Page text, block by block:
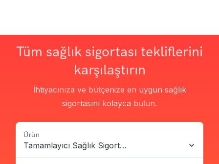
Tüm sağlık sigortası tekliflerini
karşılaştırın
İhtiyacınıza ve bütçenize en uygun sağlık
sigortasını kolayca bulun.
Ürün
Tamamlayıcı Sağlık Sigortası